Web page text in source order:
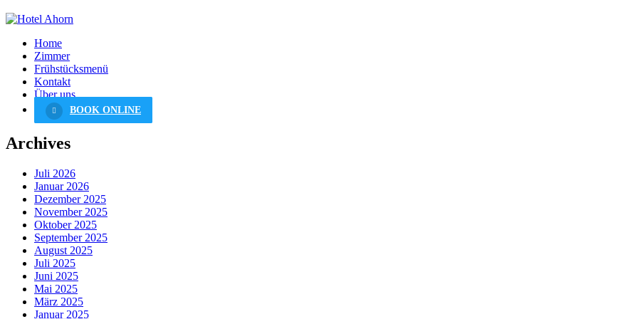
Home
Zimmer
Frühstücksmenü
Kontakt
Über uns
BOOK ONLINE
Archives
Juli 2026
Januar 2026
Dezember 2025
November 2025
Oktober 2025
September 2025
August 2025
Juli 2025
Juni 2025
Mai 2025
März 2025
Januar 2025